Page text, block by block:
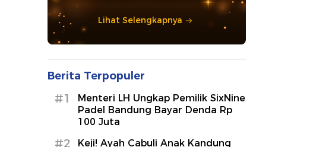
Lihat Selengkapnya
Berita Terpopuler
#1
Menteri LH Ungkap Pemilik SixNine
Padel Bandung Bayar Denda Rp
100 Juta
#2
Keji! Ayah Cabuli Anak Kandung